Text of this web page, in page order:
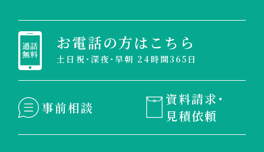
お電話の方はこちら
土日祝・深夜・早朝 24時間365日
事前相談
資料請求・
見積依頼